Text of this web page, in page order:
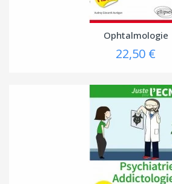
Ophtalmologie
22,50 €